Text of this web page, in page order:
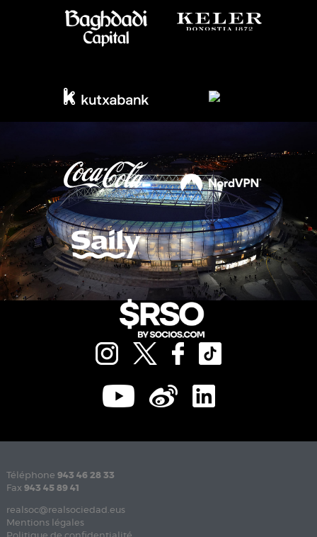
Téléphone 943 46 28 33
Fax 943 45 89 41
realsoc@realsociedad.eus
Mentions légales